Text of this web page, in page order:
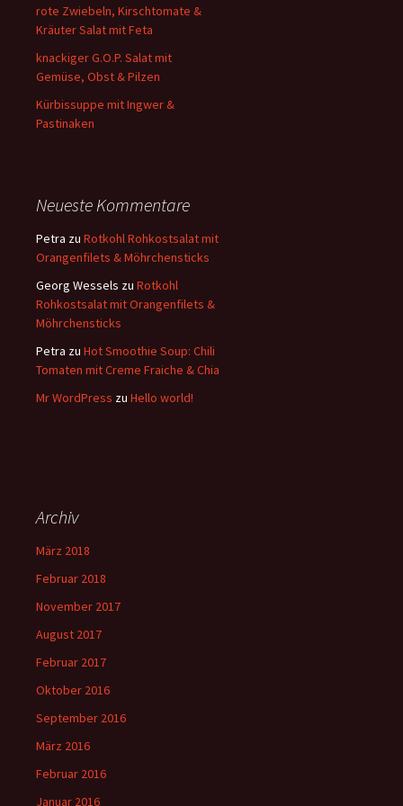
rote Zwiebeln, Kirschtomate &
Kräuter Salat mit Feta
knackiger G.O.P. Salat mit
Gemüse, Obst & Pilzen
Kürbissuppe mit Ingwer &
Pastinaken
Neueste Kommentare
Petra zu Rotkohl Rohkostsalat mit
Orangenfilets & Möhrchensticks
Georg Wessels zu Rotkohl
Rohkostsalat mit Orangenfilets &
Möhrchensticks
Petra zu Hot Smoothie Soup: Chili
Tomaten mit Creme Fraiche & Chia
Mr WordPress zu Hello world!
Archiv
März 2018
Februar 2018
November 2017
August 2017
Februar 2017
Oktober 2016
September 2016
März 2016
Februar 2016
Januar 2016